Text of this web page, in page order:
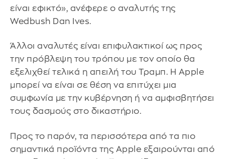
είναι εφικτό», ανέφερε ο αναλυτής της
Wedbush Dan Ives.
Άλλοι αναλυτές είναι επιφυλακτικοί ως προς
την πρόβλεψη του τρόπου με τον οποίο θα
εξελιχθεί τελικά η απειλή του Τραμπ. Η Apple
μπορεί να είναι σε θέση να επιτύχει μια
συμφωνία με την κυβέρνηση ή να αμφισβητήσει
τους δασμούς στο δικαστήριο.
Προς το παρόν, τα περισσότερα από τα πιο
σημαντικά προϊόντα της Apple εξαιρούνται από